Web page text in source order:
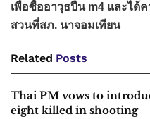
เพื่อซื้ออาวุธปืน m4 และได้
สวนที่สภ. นาจอมเทียน
Related Posts
Thai PM vows to
eight killed in shooting